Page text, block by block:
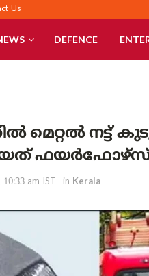
Us
DEFENCE
മെറ്റൽ നട്ട്
am IST in Kerala